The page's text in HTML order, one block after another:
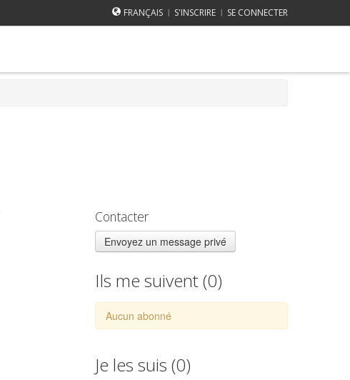
FRANÇAIS | S'INSCRIRE | SE CONNECTER
Contacter
Envoyez un message privé
Ils me suivent (0)
Aucun abonné
Je les suis (0)